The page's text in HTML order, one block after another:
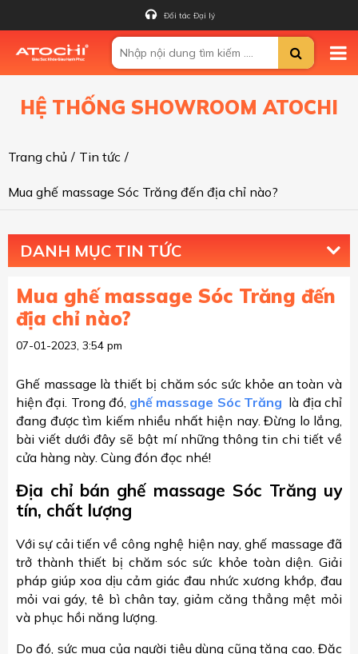
Đối tác Đại lý
HỆ THỐNG SHOWROOM ATOCHI
Trang chủ / Tin tức /
Mua ghế massage Sóc Trăng đến địa chỉ nào?
DANH MỤC TIN TỨC
Mua ghế massage Sóc Trăng đến
địa chỉ nào?
07-01-2023, 3:54 pm
Ghế massage là thiết bị chăm sóc sức khỏe an toàn và
hiện đại. Trong đó, ghế massage Sóc Trăng là địa chỉ
đang được tìm kiếm nhiều nhất hiện nay. Đừng lo lắng,
bài viết dưới đây sẽ bật mí những thông tin chi tiết về
cửa hàng này. Cùng đón đọc nhé!
Địa chỉ bán ghế massage Sóc Trăng uy
tín, chất lượng
Với sự cải tiến về công nghệ hiện nay, ghế massage đã
trở thành thiết bị chăm sóc sức khỏe toàn diện. Giải
pháp giúp xoa dịu cảm giác đau nhức xương khớp, đau
mỏi vai gáy, tê bì chân tay, giảm căng thẳng mệt mỏi
và phục hồi năng lượng.
Do đó, sức mua của người tiêu dùng cũng tăng cao. Đặc